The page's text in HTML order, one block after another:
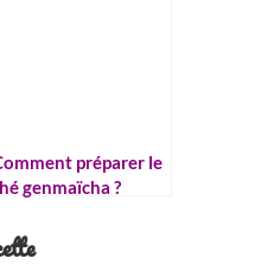
préparer le
genmaïcha ?